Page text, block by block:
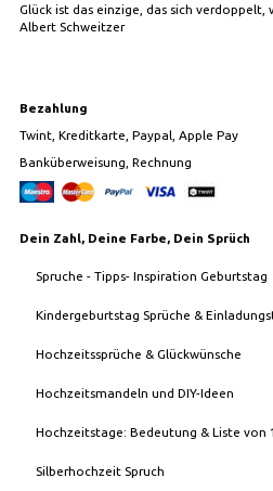
Glück ist das einzige, das sich verdoppelt,
Albert Schweitzer
Bezahlung
Twint, Kreditkarte, Paypal, Apple Pay
Banküberweisung, Rechnung
Dein Zahl, Deine Farbe, Dein Sprüch
Spruche - Tipps- Inspiration Geburtstag
Kindergeburtstag Sprüche &
Hochzeitssprüche & Glückwünsche
Hochzeitsmandeln und DIY-Ideen
Hochzeitstage: Bedeutung & Liste von
Silberhochzeit Spruch